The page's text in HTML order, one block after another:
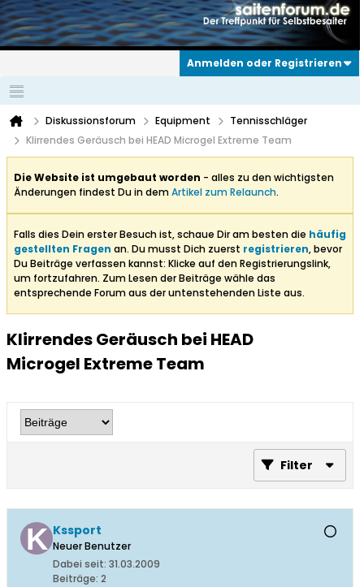
Anmelden oder Registrieren
Diskussionsforum Equipment
Tennisschläger
Klirrendes Geräusch bei HEAD Microgel Extreme Team
Die Website ist umgebaut worden - alles zu den wichtigsten
Änderungen findest Du in demArtikel zum Relaunch.
Falls dies Dein erster Besuch ist, schaue Dir am besten die häufig
gestellten Fragen an. Du musst Dich zuerst registrieren, bevor
Du Beiträge verfassen kannst: Klicke auf den Registrierungslink,
um fortzufahren. Zum Lesen der Beiträge wähle das
entsprechende Forum aus der untenstehenden Liste aus.
Klirrendes Geräusch bei HEAD
Microgel Extreme Team
Filter
Kssport
Neuer Benutzer
Dabei seit: 31.03.2009
Beiträge: 2